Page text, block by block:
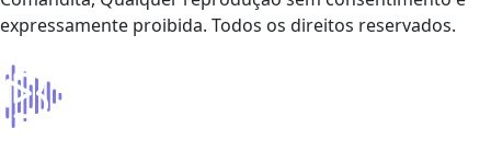
expressamente proibida. Todos os direitos reservados.